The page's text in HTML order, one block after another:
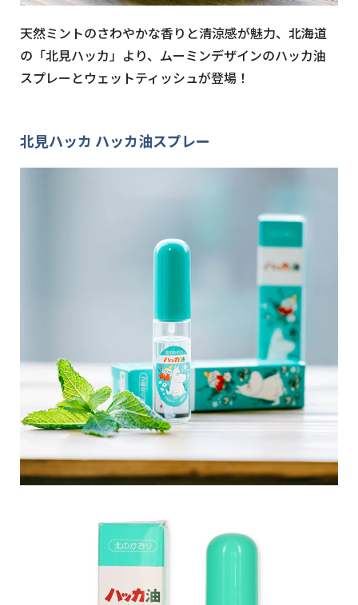
天然ミントのさわやかな香りと清涼感が魅力、北海道
の「北見ハッカ」より、ムーミンデザインのハッカ油
スプレーとウェットティッシュが登場！
北見ハッカ ハッカ油スプレー